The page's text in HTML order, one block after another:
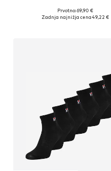
Razpoložljive velikosti: S, M, L,
Prvotno: 69,90 €
Zadnja najnižja cena49,22 €